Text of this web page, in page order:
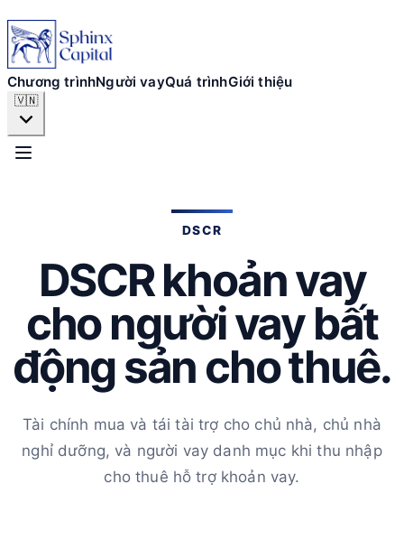
Chương trìnhNgười vayQuá trìnhGiới thiệu
🇻🇳
Chương trình
Người vay
Quá trình
NỘP ĐƠN NGAY
DSCR
DSCR khoản vay
cho người vay bất
động sản cho thuê.
Tài chính mua và tái tài trợ cho chủ nhà, chủ nhà
nghỉ dưỡng, và người vay danh mục khi thu nhập
cho thuê hỗ trợ khoản vay.